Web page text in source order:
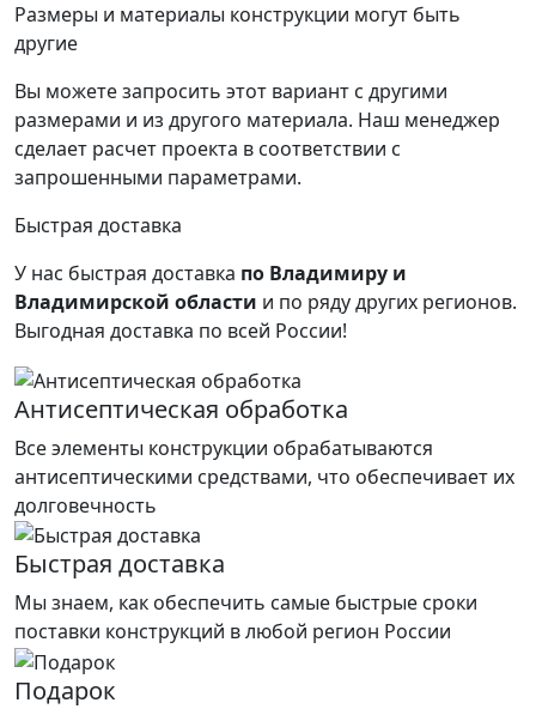
Размеры и материалы конструкции могут быть
другие
Вы можете запросить этот вариант с другими
размерами и из другого материала. Наш менеджер
сделает расчет проекта в соответствии с
запрошенными параметрами.
Быстрая доставка
У нас быстрая доставка по Владимиру и
Владимирской области и по ряду других регионов.
Выгодная доставка по всей России!
Антисептическая обработка
Все элементы конструкции обрабатываются
антисептическими средствами, что обеспечивает их
долговечность
Быстрая доставка
Мы знаем, как обеспечить самые быстрые сроки
поставки конструкций в любой регион России
Подарок